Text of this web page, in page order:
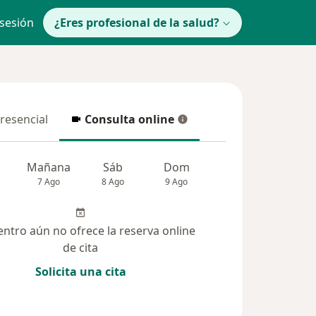
¿Eres profesional de la salud?
Consulta online
Consulta online
Mañana
7 Ago
Sáb
8 Ago
Dom
9 Ago
aún no ofrece la reserva online
de cita
Solicita una cita